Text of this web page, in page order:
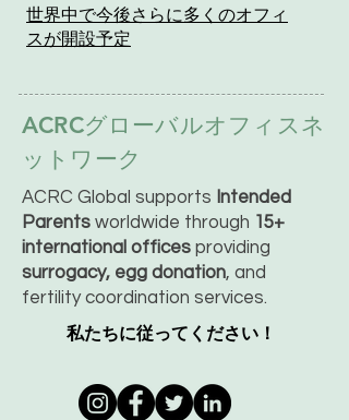
世界中で今後さらに多くのオフィ
スが開設予定
ACRCグローバルオフィスネ
ットワーク
ACRC Global supports Intended
Parents worldwide through 15+
international offices providing
surrogacy, egg donation, and
fertility coordination services.
私たちに従ってください！